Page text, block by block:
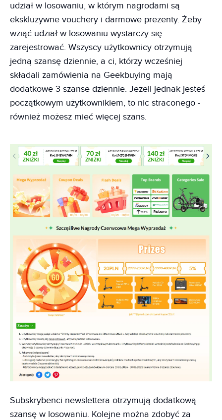
udział w losowaniu, w którym nagrodami są
ekskluzywne vouchery i darmowe prezenty. Żeby
wziąć udział w losowaniu wystarczy się
zarejestrować. Wszyscy użytkownicy otrzymują
jedną szansę dziennie, a ci, którzy wcześniej
składali zamówienia na Geekbuying mają
dodatkowe 3 szanse dziennie. Jeżeli jednak jesteś
początkowym użytkownikiem, to nic straconego -
również możesz mieć więcej szans.
Subskrybenci newslettera otrzymują dodatkową
szansę w losowaniu. Kolejne można zdobyć za